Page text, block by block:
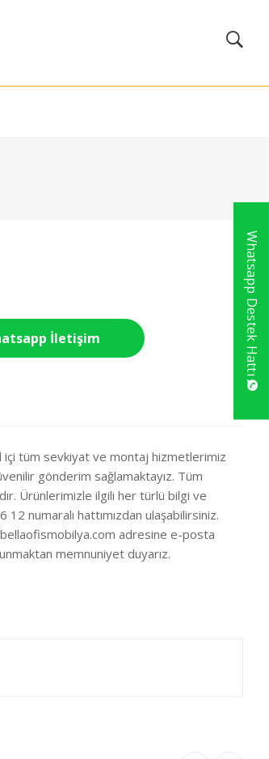
İletişim
tüm sevkiyat ve montaj hizmetlerimiz
gönderim sağlamaktayız. Tüm
Ürünlerimizle ilgili her türlü bilgi ve
numaralı hattımızdan ulaşabilirsiniz.
adresine e-posta
memnuniyet duyarız.
Whatsapp Destek Hattı